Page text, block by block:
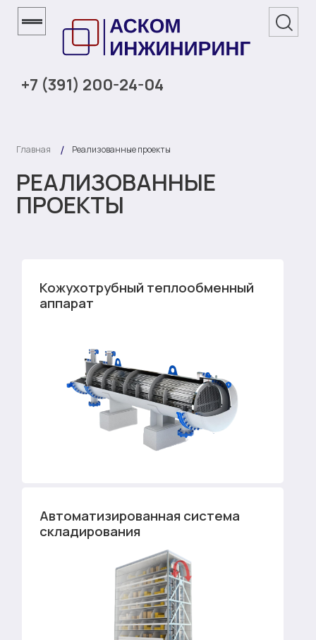
+7 (391) 200-24-04
Главная Реализованные проекты
РЕАЛИЗОВАННЫЕ
ПРОЕКТЫ
Кожухотрубный теплообменный
аппарат
Автоматизированная система
складирования